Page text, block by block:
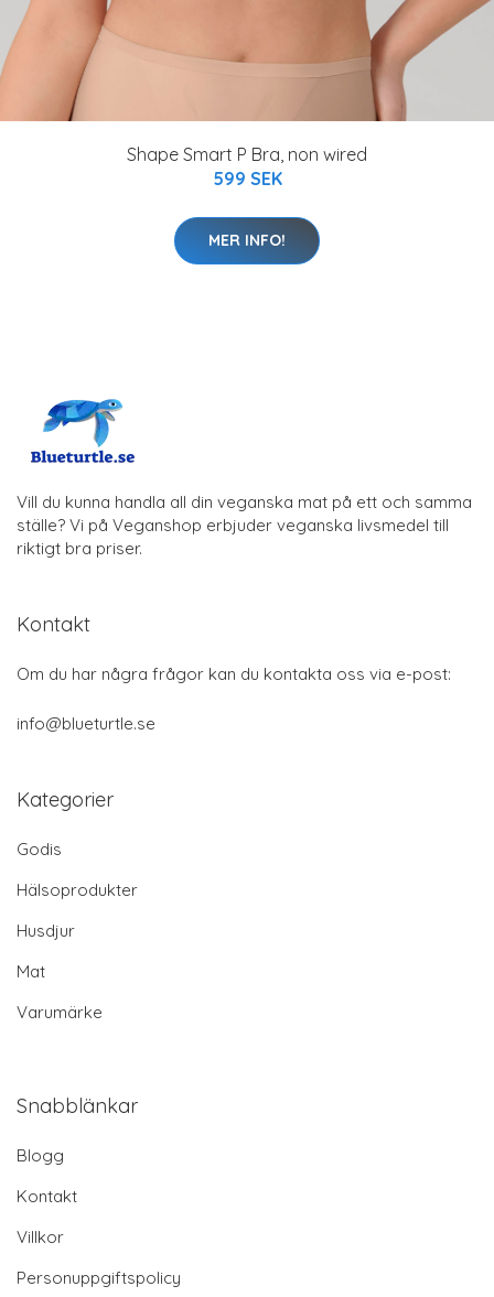
Shape Smart P Bra, non wired
599 SEK
MER INFO!
Vill du kunna handla all din veganska mat på ett och samma
ställe? Vi på Veganshop erbjuder veganska livsmedel till
riktigt bra priser.
Kontakt
Om du har några frågor kan du kontakta oss via e-post:
info@blueturtle.se
Kategorier
Godis
Hälsoprodukter
Husdjur
Mat
Varumärke
Snabblänkar
Blogg
Kontakt
Villkor
Personuppgiftspolicy